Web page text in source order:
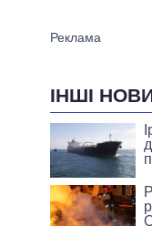
ІНШІ